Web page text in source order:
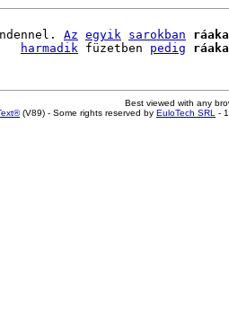
Az egyik sarokban
harmadik füzetben pedig
Best viewed with any
(V89) - Some rights reserved by EuloTech SRL -